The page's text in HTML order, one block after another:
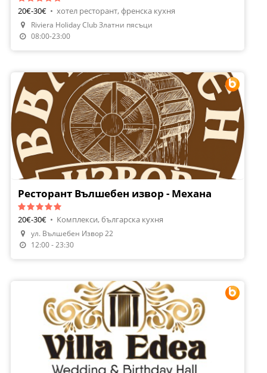
Направи Резервация
20€-30€ • хотел ресторант, френска кухня
Riviera Holiday Club Златни пясъци
08:00-23:00
Направи Резервация
Ресторант Вълшебен извор - Механа
20€-30€ • Комплекси, българска кухня
ул. Вълшебен Извор 22
12:00 - 23:30